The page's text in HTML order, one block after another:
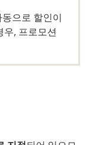
으로 할인이
우, 프로모션